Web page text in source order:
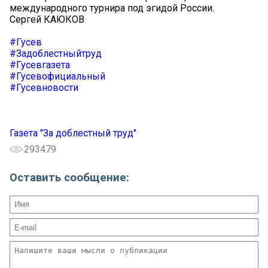
международного турнира под эгидой России.
Сергей КАЮКОВ
#Гусев
#Задоблестныйтруд
#Гусевгазета
#Гусевофициальный
#Гусевновости
Газета "За доблестный труд"
293479
Оставить сообщение: